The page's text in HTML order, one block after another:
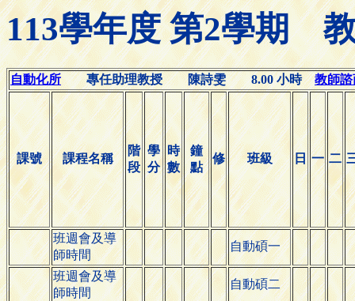
113學年度 第2學期
自動化所專任助理教授 陳詩雯 8.00 小時教師諮
課號 課程名稱
階
段
學
分
時
數
鐘
點
修 班級 日 一 二
班週會及導
師時間
自動碩一
班週會及導
師時間
自動碩二